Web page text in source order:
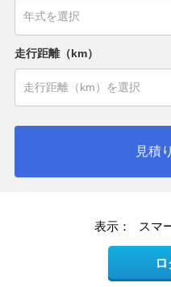
走行距離（km）
見積
表示： スマ